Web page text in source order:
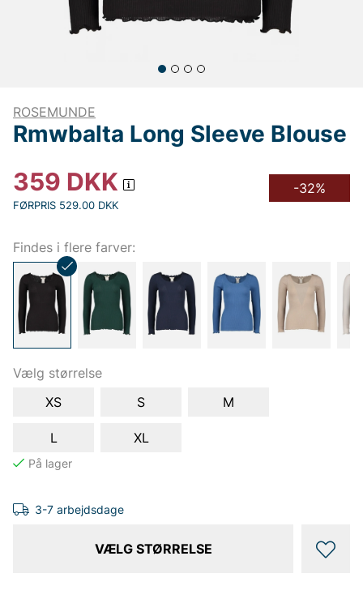
ROSEMUNDE
Rmwbalta Long Sleeve Blouse
359 DKK
FØRPRIS 529.00 DKK
-32%
Findes i flere farver:
Vælg størrelse
XS
S M
L XL
3-7 arbejdsdage
VÆLG STØRRELSE